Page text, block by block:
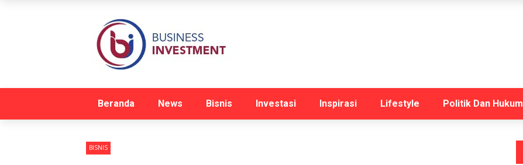
Beranda News Bisnis Investasi Inspirasi Lifestyle Politik Dan Hukum
BISNIS